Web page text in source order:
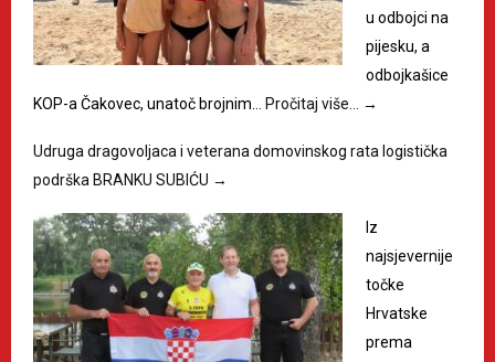
u odbojci na
pijesku, a
odbojkašice
KOP-a Čakovec, unatoč brojnim… Pročitaj više… →
Udruga dragovoljaca i veterana domovinskog rata logistička
podrška BRANKU SUBIĆU →
Iz
najsjevernije
točke
Hrvatske
prema